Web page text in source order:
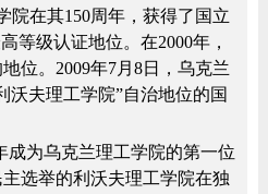
院在其150周年，获得了国立
等级认证地位。在2000年，
位。2009年7月8日，乌克兰
沃夫理工学院”自治地位的国
成为乌克兰理工学院的第一位
选举的利沃夫理工学院在独